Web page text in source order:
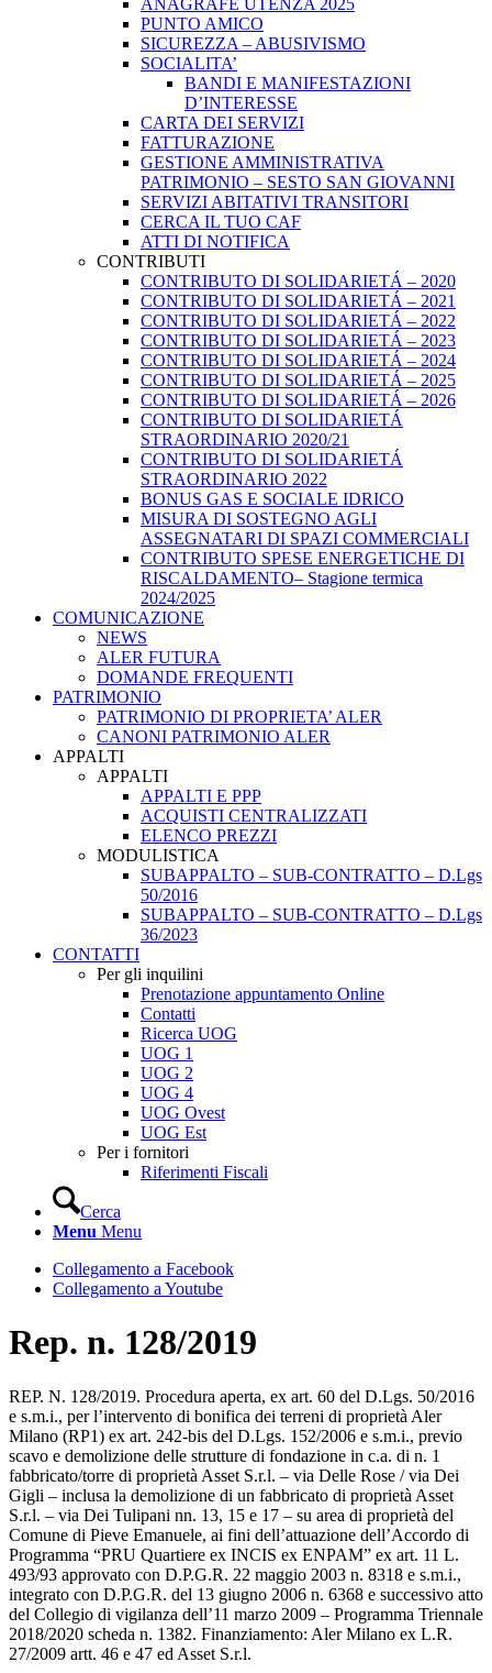
ANAGRAFE UTENZA 2025
PUNTO AMICO
SICUREZZA – ABUSIVISMO
SOCIALITA’
BANDI E MANIFESTAZIONI
D’INTERESSE
CARTA DEI SERVIZI
FATTURAZIONE
GESTIONE AMMINISTRATIVA
PATRIMONIO – SESTO SAN GIOVANNI
SERVIZI ABITATIVI TRANSITORI
CERCA IL TUO CAF
ATTI DI NOTIFICA
CONTRIBUTI
CONTRIBUTO DI SOLIDARIETÁ – 2020
CONTRIBUTO DI SOLIDARIETÁ – 2021
CONTRIBUTO DI SOLIDARIETÁ – 2022
CONTRIBUTO DI SOLIDARIETÁ – 2023
CONTRIBUTO DI SOLIDARIETÁ – 2024
CONTRIBUTO DI SOLIDARIETÁ – 2025
CONTRIBUTO DI SOLIDARIETÁ – 2026
CONTRIBUTO DI SOLIDARIETÁ
STRAORDINARIO 2020/21
CONTRIBUTO DI SOLIDARIETÁ
STRAORDINARIO 2022
BONUS GAS E SOCIALE IDRICO
MISURA DI SOSTEGNO AGLI
ASSEGNATARI DI SPAZI COMMERCIALI
CONTRIBUTO SPESE ENERGETICHE DI
RISCALDAMENTO– Stagione termica
2024/2025
COMUNICAZIONE
NEWS
ALER FUTURA
DOMANDE FREQUENTI
PATRIMONIO
PATRIMONIO DI PROPRIETA’ ALER
CANONI PATRIMONIO ALER
APPALTI
APPALTI
APPALTI E PPP
ACQUISTI CENTRALIZZATI
ELENCO PREZZI
MODULISTICA
SUBAPPALTO – SUB-CONTRATTO – D.Lgs
50/2016
SUBAPPALTO – SUB-CONTRATTO – D.Lgs
36/2023
CONTATTI
Per gli inquilini
Prenotazione appuntamento Online
Contatti
Ricerca UOG
UOG 1
UOG 2
UOG 4
UOG Ovest
UOG Est
Per i fornitori
Riferimenti Fiscali
Cerca
Menu Menu
Collegamento a Facebook
Collegamento a Youtube
Rep. n. 128/2019
REP. N. 128/2019. Procedura aperta, ex art. 60 del D.Lgs. 50/2016
e s.m.i., per l’intervento di bonifica dei terreni di proprietà Aler
Milano (RP1) ex art. 242-bis del D.Lgs. 152/2006 e s.m.i., previo
scavo e demolizione delle strutture di fondazione in c.a. di n. 1
fabbricato/torre di proprietà Asset S.r.l. – via Delle Rose / via Dei
Gigli – inclusa la demolizione di un fabbricato di proprietà Asset
S.r.l. – via Dei Tulipani nn. 13, 15 e 17 – su area di proprietà del
Comune di Pieve Emanuele, ai fini dell’attuazione dell’Accordo di
Programma “PRU Quartiere ex INCIS ex ENPAM” ex art. 11 L.
493/93 approvato con D.P.G.R. 22 maggio 2003 n. 8318 e s.m.i.,
integrato con D.P.G.R. del 13 giugno 2006 n. 6368 e successivo atto
del Collegio di vigilanza dell’11 marzo 2009 – Programma Triennale
2018/2020 scheda n. 1382. Finanziamento: Aler Milano ex L.R.
27/2009 artt. 46 e 47 ed Asset S.r.l.